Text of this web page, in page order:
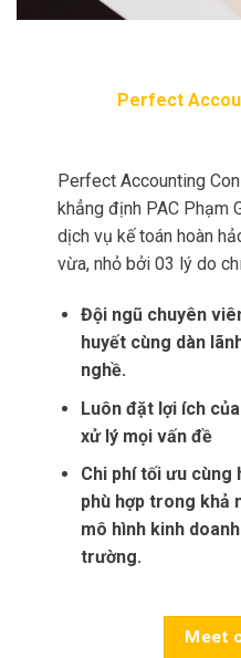
Perfect
Perfect Accounting
khẳng định PAC Phạm
dịch vụ kế toán hoàn
vừa, nhỏ bởi 03 lý do
Đội ngũ chuyên
huyết cùng dàn
nghề.
Luôn đặt lợi ích
xử lý mọi vấn đề
Chi phí tối ưu
phù hợp trong khả
mô hình kinh
trường.
Meet